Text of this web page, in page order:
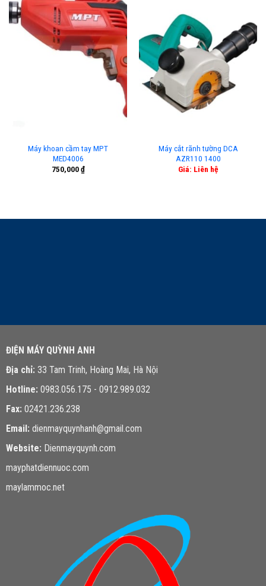
Máy khoan cầm tay MPT
MED4006
750,000₫
Máy cắt rãnh tường DCA
AZR110 1400
Giá: Liên hệ
ĐIỆN MÁY QUỲNH ANH
Địa chỉ: 33 Tam Trinh, Hoàng Mai, Hà Nội
Hotline: 0983.056.175 - 0912.989.032
Fax: 02421.236.238
Email: dienmayquynhanh@gmail.com
Website: Dienmayquynh.com
mayphatdiennuoc.com
maylammoc.net